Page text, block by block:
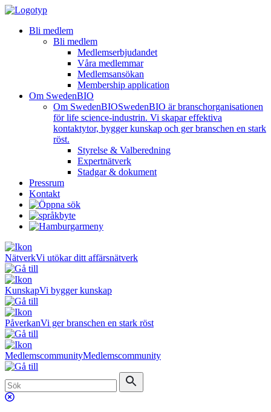
Bli medlem
Bli medlem
Medlemserbjudandet
Våra medlemmar
Medlemsansökan
Membership application
Om SwedenBIO
Om SwedenBIOSwedenBIO är branschorganisationen
för life science-industrin. Vi skapar effektiva
kontaktytor, bygger kunskap och ger branschen en stark
röst.
Styrelse & Valberedning
Expertnätverk
Stadgar & dokument
Pressrum
Kontakt
NätverkVi utökar ditt affärsnätverk
KunskapVi bygger kunskap
PåverkanVi ger branschen en stark röst
MedlemscommunityMedlemscommunity